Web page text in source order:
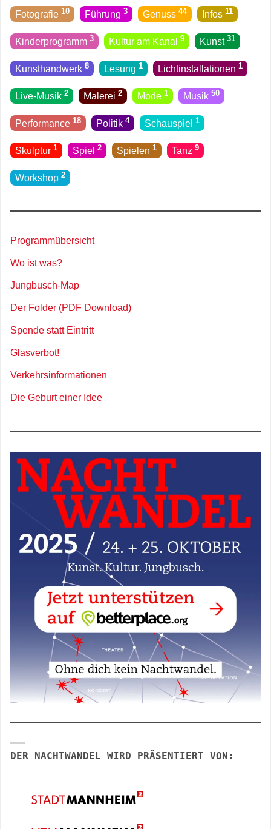
Fotografie10 Führung3 Genuss44 Infos11
Kinderprogramm3 Kultur am Kanal9 Kunst31
Kunsthandwerk8 Lesung1 Licht­installationen1
Live-Musik2 Malerei2 Mode1 Musik50
Performance18 Politik4 Schauspiel1
Skulptur1 Spiel2 Spielen1 Tanz9
Workshop2
Programmübersicht
Wo ist was?
Jungbusch-Map
Der Folder (PDF Download)
Spende statt Eintritt
Glasverbot!
Verkehrsinformationen
Die Geburt einer Idee
DER NACHTWANDEL WIRD PRÄSENTIERT VON: